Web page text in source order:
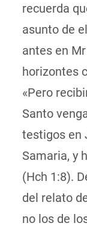
recuerda
asunto de
antes en
horizontes
«Pero
Santo
testigos en
Samaria, y
(Hch 1:8).
del relato
no los de